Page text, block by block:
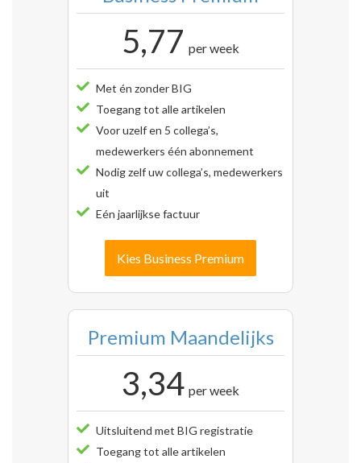
5,77 per week
Met én zonder BIG
Toegang tot alle artikelen
Voor uzelf en 5 collega’s,
medewerkers één abonnement
Nodig zelf uw collega’s, medewerkers
uit
Eén jaarlijkse factuur
Kies Business Premium
Premium Maandelijks
3,34 per week
Uitsluitend met BIG registratie
Toegang tot alle artikelen